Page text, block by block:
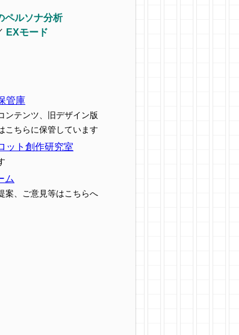
ペルソナ分析
EXモード
管庫
ンテンツ、旧デザイン版
こちらに保管しています
ット創作研究室
ム
案、ご意見等はこちらへ